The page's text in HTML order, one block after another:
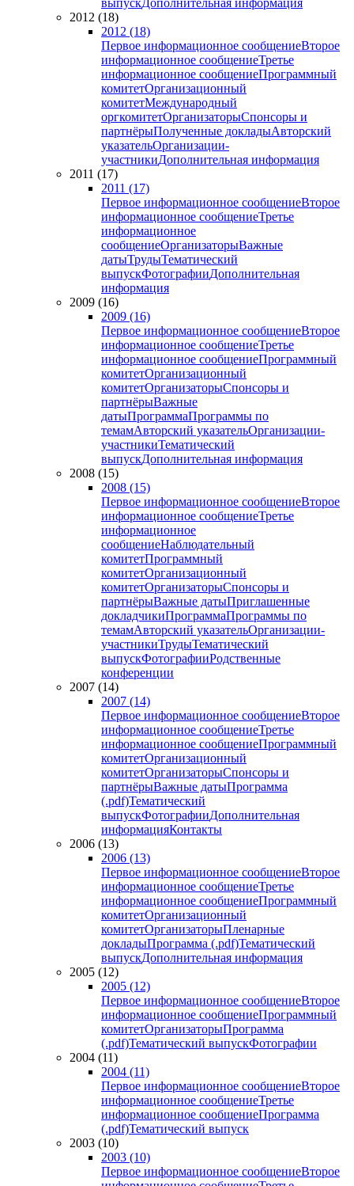
выпускДополнительная информация
2012 (18)
2012 (18)
Первое информационное сообщениеВторое
информационное сообщениеТретье
информационное сообщениеПрограммный
комитетОрганизационный
комитетМеждународный
оргкомитетОрганизаторыСпонсоры и
партнёрыПолученные докладыАвторский
указательОрганизации-
участникиДополнительная информация
2011 (17)
2011 (17)
Первое информационное сообщениеВторое
информационное сообщениеТретье
информационное
сообщениеОрганизаторыВажные
датыТрудыТематический
выпускФотографииДополнительная
информация
2009 (16)
2009 (16)
Первое информационное сообщениеВторое
информационное сообщениеТретье
информационное сообщениеПрограммный
комитетОрганизационный
комитетОрганизаторыСпонсоры и
партнёрыВажные
датыПрограммаПрограммы по
темамАвторский указательОрганизации-
участникиТематический
выпускДополнительная информация
2008 (15)
2008 (15)
Первое информационное сообщениеВторое
информационное сообщениеТретье
информационное
сообщениеНаблюдательный
комитетПрограммный
комитетОрганизационный
комитетОрганизаторыСпонсоры и
партнёрыВажные датыПриглашенные
докладчикиПрограммаПрограммы по
темамАвторский указательОрганизации-
участникиТрудыТематический
выпускФотографииРодственные
конференции
2007 (14)
2007 (14)
Первое информационное сообщениеВторое
информационное сообщениеТретье
информационное сообщениеПрограммный
комитетОрганизационный
комитетОрганизаторыСпонсоры и
партнёрыВажные датыПрограмма
(.pdf)Тематический
выпускФотографииДополнительная
информацияКонтакты
2006 (13)
2006 (13)
Первое информационное сообщениеВторое
информационное сообщениеТретье
информационное сообщениеПрограммный
комитетОрганизационный
комитетОрганизаторыПленарные
докладыПрограмма (.pdf)Тематический
выпускДополнительная информация
2005 (12)
2005 (12)
Первое информационное сообщениеВторое
информационное сообщениеПрограммный
комитетОрганизаторыПрограмма
(.pdf)Тематический выпускФотографии
2004 (11)
2004 (11)
Первое информационное сообщениеВторое
информационное сообщениеТретье
информационное сообщениеПрограмма
(.pdf)Тематический выпуск
2003 (10)
2003 (10)
Первое информационное сообщениеВторое